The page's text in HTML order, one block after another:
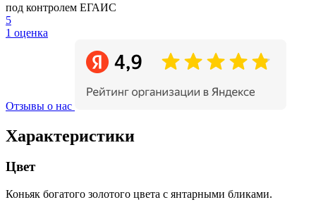
под контролем ЕГАИС
5
1 оценка
Отзывы о нас
Характеристики
Цвет
Коньяк богатого золотого цвета с янтарными бликами.